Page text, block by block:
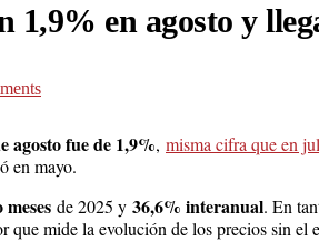
1,9% en agosto y
agosto fue de 1,9%, misma cifra que en
en mayo.
de 2025 y 36,6% interanual. En
que mide la evolución de los precios sin el